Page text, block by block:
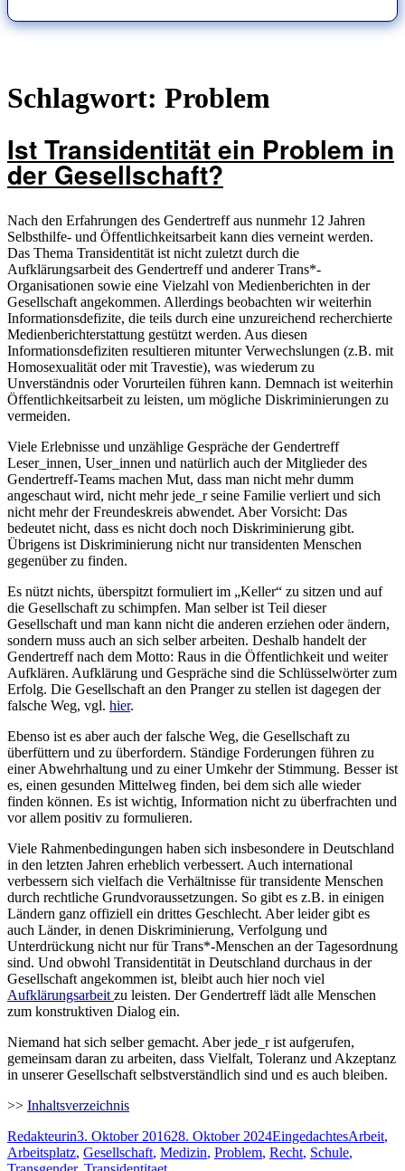
Schlagwort: Problem
Ist Transidentität ein Problem in
der Gesellschaft?
Nach den Erfahrungen des Gendertreff aus nunmehr 12 Jahren
Selbsthilfe- und Öffentlichkeitsarbeit kann dies verneint werden.
Das Thema Transidentität ist nicht zuletzt durch die
Aufklärungsarbeit des Gendertreff und anderer Trans*-
Organisationen sowie eine Vielzahl von Medienberichten in der
Gesellschaft angekommen. Allerdings beobachten wir weiterhin
Informationsdefizite, die teils durch eine unzureichend recherchierte
Medienberichterstattung gestützt werden. Aus diesen
Informationsdefiziten resultieren mitunter Verwechslungen (z.B. mit
Homosexualität oder mit Travestie), was wiederum zu
Unverständnis oder Vorurteilen führen kann. Demnach ist weiterhin
Öffentlichkeitsarbeit zu leisten, um mögliche Diskriminierungen zu
vermeiden.
Viele Erlebnisse und unzählige Gespräche der Gendertreff
Leser_innen, User_innen und natürlich auch der Mitglieder des
Gendertreff-Teams machen Mut, dass man nicht mehr dumm
angeschaut wird, nicht mehr jede_r seine Familie verliert und sich
nicht mehr der Freundeskreis abwendet. Aber Vorsicht: Das
bedeutet nicht, dass es nicht doch noch Diskriminierung gibt.
Übrigens ist Diskriminierung nicht nur transidenten Menschen
gegenüber zu finden.
Es nützt nichts, überspitzt formuliert im „Keller“ zu sitzen und auf
die Gesellschaft zu schimpfen. Man selber ist Teil dieser
Gesellschaft und man kann nicht die anderen erziehen oder ändern,
sondern muss auch an sich selber arbeiten. Deshalb handelt der
Gendertreff nach dem Motto: Raus in die Öffentlichkeit und weiter
Aufklären. Aufklärung und Gespräche sind die Schlüsselwörter zum
Erfolg. Die Gesellschaft an den Pranger zu stellen ist dagegen der
falsche Weg, vgl. hier.
Ebenso ist es aber auch der falsche Weg, die Gesellschaft zu
überfüttern und zu überfordern. Ständige Forderungen führen zu
einer Abwehrhaltung und zu einer Umkehr der Stimmung. Besser ist
es, einen gesunden Mittelweg finden, bei dem sich alle wieder
finden können. Es ist wichtig, Information nicht zu überfrachten und
vor allem positiv zu formulieren.
Viele Rahmenbedingungen haben sich insbesondere in Deutschland
in den letzten Jahren erheblich verbessert. Auch international
verbessern sich vielfach die Verhältnisse für transidente Menschen
durch rechtliche Grundvoraussetzungen. So gibt es z.B. in einigen
Ländern ganz offiziell ein drittes Geschlecht. Aber leider gibt es
auch Länder, in denen Diskriminierung, Verfolgung und
Unterdrückung nicht nur für Trans*-Menschen an der Tagesordnung
sind. Und obwohl Transidentität in Deutschland durchaus in der
Gesellschaft angekommen ist, bleibt auch hier noch viel
Aufklärungsarbeit zu leisten. Der Gendertreff lädt alle Menschen
zum konstruktiven Dialog ein.
Niemand hat sich selber gemacht. Aber jede_r ist aufgerufen,
gemeinsam daran zu arbeiten, dass Vielfalt, Toleranz und Akzeptanz
in unserer Gesellschaft selbstverständlich sind und es auch bleiben.
>> Inhaltsverzeichnis
Autor
RedakteurinVeröffentlicht
am
3. Oktober 201628. Oktober 2024Kategorien
EingedachtesArbeit,
Arbeitsplatz, Gesellschaft, Medizin, Problem, Recht, Schule,